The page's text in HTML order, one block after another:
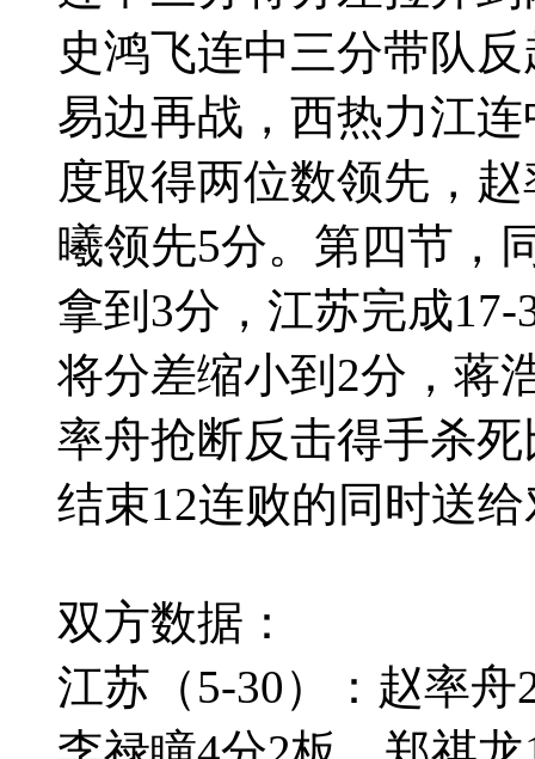
史鸿飞连中三分带队
易边再战，西热力江
度取得两位数领先，
曦领先5分。第四节，
拿到3分，江苏完成
将分差缩小到2分，蒋
率舟抢断反击得手杀
结束12连败的同时送
双方数据：
江苏（5-30）：赵率